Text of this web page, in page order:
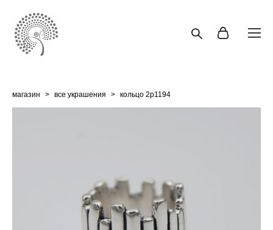
магазин > все украшения > кольцо 2p1194